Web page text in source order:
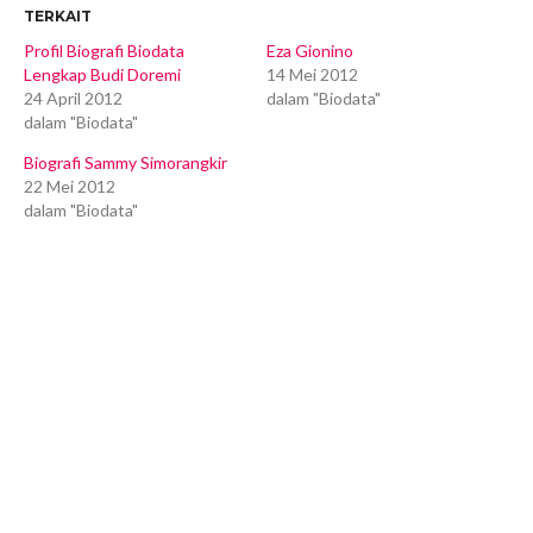
TERKAIT
Profil Biografi Biodata
Lengkap Budi Doremi
24 April 2012
dalam "Biodata"
Eza Gionino
14 Mei 2012
dalam "Biodata"
Biografi Sammy Simorangkir
22 Mei 2012
dalam "Biodata"